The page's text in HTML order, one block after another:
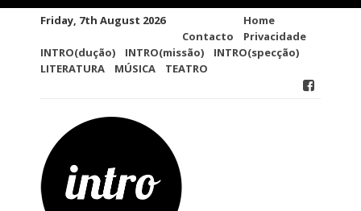
Friday, 7th August 2026
Contacto
Home
Privacidade
INTRO(dução)
INTRO(missão)
INTRO(specção)
LITERATURA
MÚSICA TEATRO